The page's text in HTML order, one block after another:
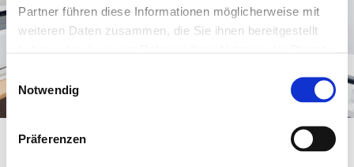
Partner führen diese Informationen möglicherweise mit
weiteren Daten zusammen, die Sie ihnen bereitgestellt
Einwilligungsauswahl
Notwendig
Präferenzen